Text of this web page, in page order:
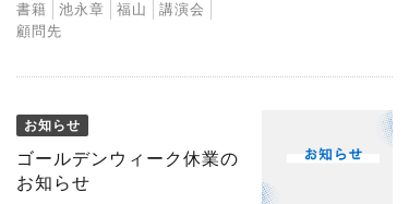
書籍
池永章 福山
講演会
顧問先
お知らせ
ゴールデンウィーク休業の
お知らせ